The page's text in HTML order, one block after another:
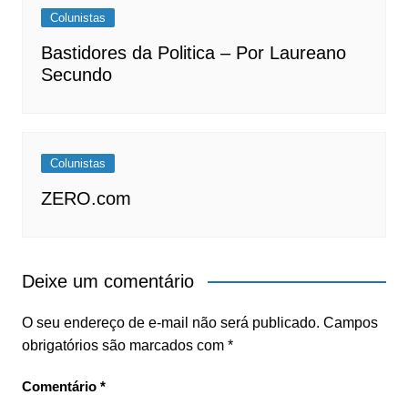
Colunistas
Bastidores da Politica – Por Laureano
Secundo
Colunistas
ZERO.com
Deixe um comentário
O seu endereço de e-mail não será publicado. Campos
obrigatórios são marcados com *
Comentário *